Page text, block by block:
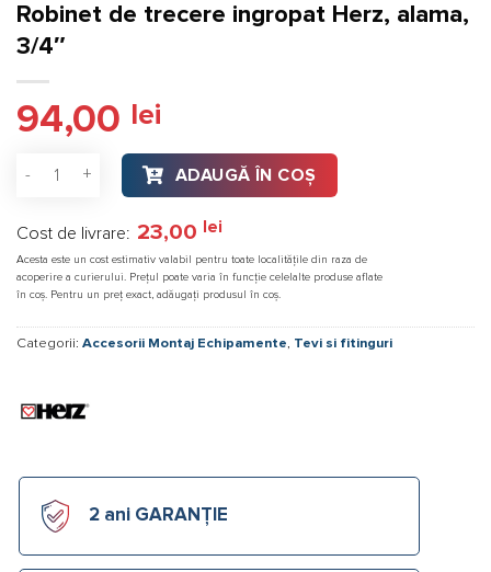
Robinet de trecere ingropat Herz, alama,
3/4″
94,00 lei
Cantitate Robinet de trecere ingropat Herz, alama, 3/4"
ADAUGĂ ÎN COȘ
Cost de livrare: 23,00 lei
Acesta este un cost estimativ valabil pentru toate localitățile din raza de
acoperire a curierului. Prețul poate varia în funcție celelalte produse aflate
în coș. Pentru un preț exact, adăugați produsul în coș.
Categorii: Accesorii Montaj Echipamente, Tevi si fitinguri
2 ani GARANȚIE